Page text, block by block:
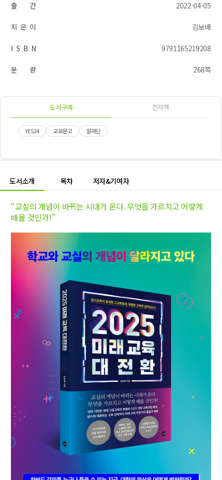
출 간 2022-04-05
지 은 이 김보배
I S B N 9791165219208
분 량 268쪽
도서구매 전자책
YES24 교보문고 알라딘
도서소개 목차 저자&기여자
“교실의 개념이 바뀌는 시대가 온다. 무엇을 가르치고 어떻게
배울 것인가!”